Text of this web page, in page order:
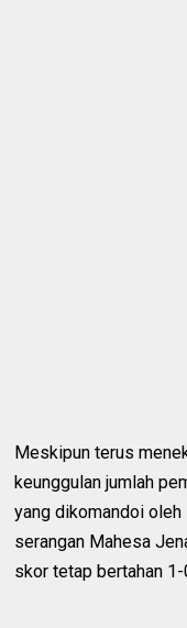
Meskipun terus
keunggulan jumlah
yang dikomandoi
serangan Mahesa
skor tetap bertahan